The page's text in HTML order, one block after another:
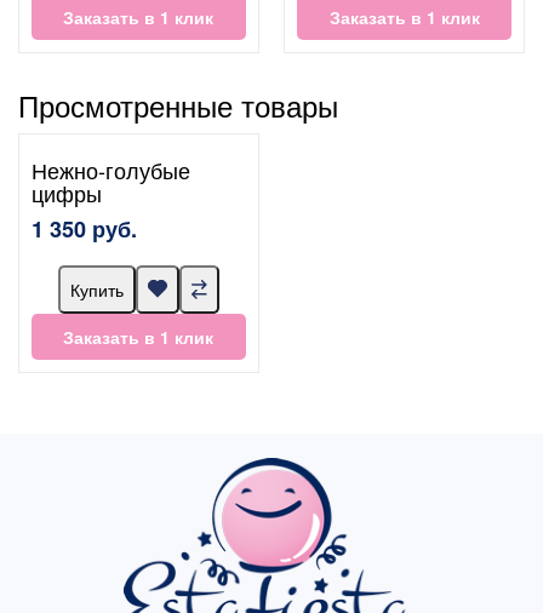
Заказать в 1 клик
Заказать в 1 клик
Просмотренные товары
Нежно-голубые
цифры
1 350 руб.
Купить
Заказать в 1 клик